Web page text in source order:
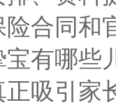
合同和
有哪些
吸引家